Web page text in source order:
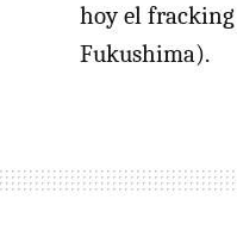
hoy el fracking
Fukushima).